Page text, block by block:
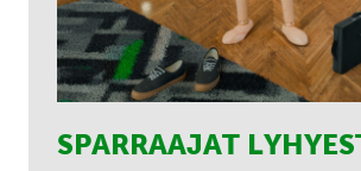
SPARRAAJAT